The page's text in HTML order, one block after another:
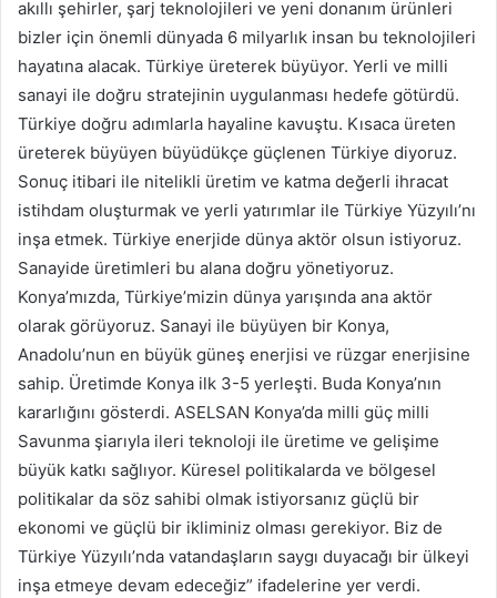
akıllı şehirler, şarj teknolojileri ve yeni donanım ürünleri
bizler için önemli dünyada 6 milyarlık insan bu teknolojileri
hayatına alacak. Türkiye üreterek büyüyor. Yerli ve milli
sanayi ile doğru stratejinin uygulanması hedefe götürdü.
Türkiye doğru adımlarla hayaline kavuştu. Kısaca üreten
üreterek büyüyen büyüdükçe güçlenen Türkiye diyoruz.
Sonuç itibari ile nitelikli üretim ve katma değerli ihracat
istihdam oluşturmak ve yerli yatırımlar ile Türkiye Yüzyılı’nı
inşa etmek. Türkiye enerjide dünya aktör olsun istiyoruz.
Sanayide üretimleri bu alana doğru yönetiyoruz.
Konya’mızda, Türkiye’mizin dünya yarışında ana aktör
olarak görüyoruz. Sanayi ile büyüyen bir Konya,
Anadolu’nun en büyük güneş enerjisi ve rüzgar enerjisine
sahip. Üretimde Konya ilk 3-5 yerleşti. Buda Konya’nın
kararlığını gösterdi. ASELSAN Konya’da milli güç milli
Savunma şiarıyla ileri teknoloji ile üretime ve gelişime
büyük katkı sağlıyor. Küresel politikalarda ve bölgesel
politikalar da söz sahibi olmak istiyorsanız güçlü bir
ekonomi ve güçlü bir ikliminiz olması gerekiyor. Biz de
Türkiye Yüzyılı’nda vatandaşların saygı duyacağı bir ülkeyi
inşa etmeye devam edeceğiz” ifadelerine yer verdi.